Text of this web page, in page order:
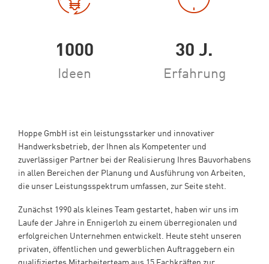
1000
Ideen
30 J.
Erfahrung
Hoppe GmbH ist ein leistungsstarker und innovativer
Handwerksbetrieb, der Ihnen als Kompetenter und
zuverlässiger Partner bei der Realisierung Ihres Bauvorhabens
in allen Bereichen der Planung und Ausführung von Arbeiten,
die unser Leistungsspektrum umfassen, zur Seite steht.
Zunächst 1990 als kleines Team gestartet, haben wir uns im
Laufe der Jahre in Ennigerloh zu einem überregionalen und
erfolgreichen Unternehmen entwickelt. Heute steht unseren
privaten, öffentlichen und gewerblichen Auftraggebern ein